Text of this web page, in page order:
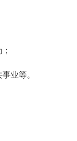
业等。